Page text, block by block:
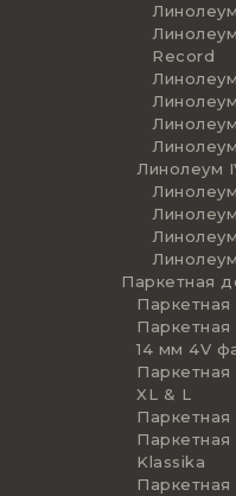
Record
Линолеум
Паркетная
14 мм 4V
XL & L
Klassika